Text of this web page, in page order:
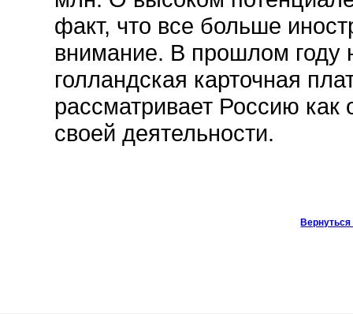
факт, что все больше
внимание. В прошлом году
голландская карточная
рассматривает Россию как
своей деятельности.